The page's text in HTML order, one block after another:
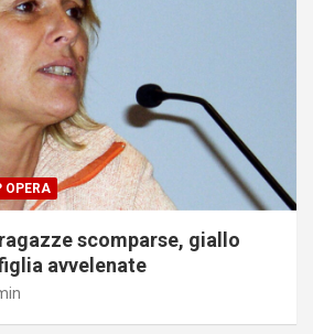
ragazze scomparse, giallo
avvelenate